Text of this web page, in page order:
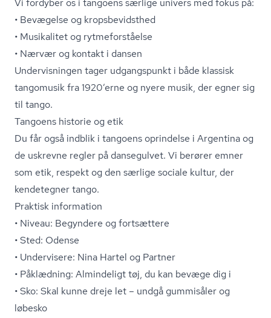
Vi fordyber os i tangoens særlige univers med fokus på:
• Bevægelse og kro­ps­be­vidst­hed
• Musikalitet og ryt­me­for­stå­el­se
• Nærvær og kontakt i dansen
Undervisningen tager udgangspunkt i både klassisk
tangomusik fra 1920’erne og nyere musik, der egner sig
til tango.
Tangoens historie og etik
Du får også indblik i tangoens oprindelse i Argentina og
de uskrevne regler på dansegulvet. Vi berører emner
som etik, respekt og den særlige sociale kultur, der
kendetegner tango.
Praktisk information
• Niveau: Begyndere og fortsættere
• Sted: Odense
• Undervisere: Nina Hartel og Partner
• Påklædning: Almindeligt tøj, du kan bevæge dig i
• Sko: Skal kunne dreje let – undgå gummisåler og
løbesko